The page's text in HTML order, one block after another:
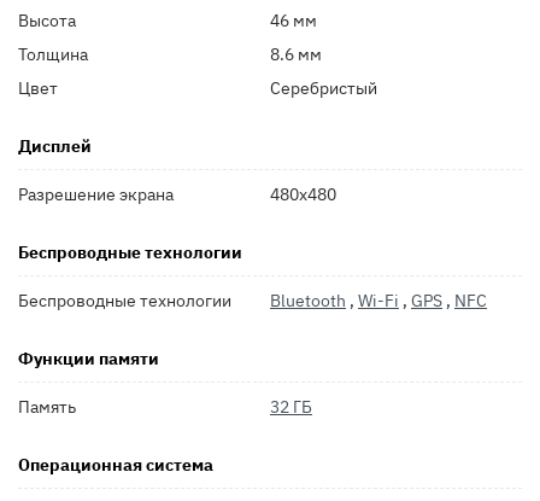
Высота
46 мм
Толщина
8.6 мм
Цвет
Серебристый
Дисплей
Разрешение экрана 480x480
Беспроводные технологии
Беспроводные технологии Bluetooth , Wi-Fi , GPS , NFC
Функции памяти
Память 32 ГБ
Операционная система